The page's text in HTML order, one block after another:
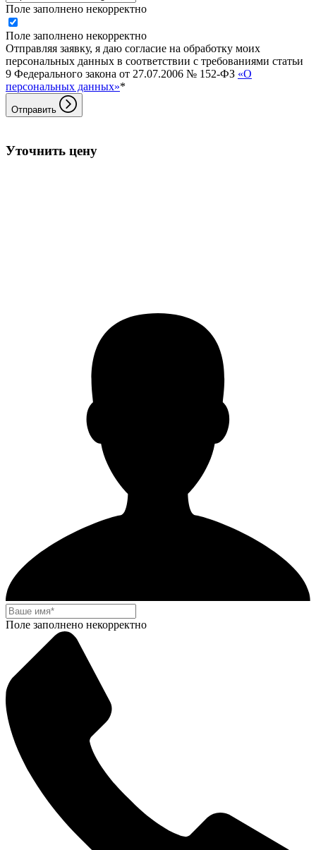
Поле заполнено некорректно
Поле заполнено некорректно
Отправляя заявку, я даю согласие на обработку моих
персональных данных в соответствии с требованиями статьи
9 Федерального закона от 27.07.2006 № 152-ФЗ «О
персональных данных»*
Отправить
Уточнить цену
Поле заполнено некорректно